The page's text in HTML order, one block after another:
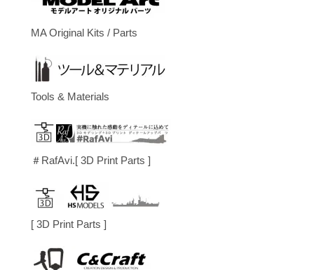
MA Original Kits / Parts
Tools & Materials
＃RafAvi.[ 3D Print Parts ]
[ 3D Print Parts ]